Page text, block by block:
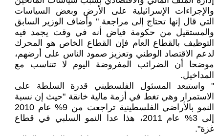
والإجراءات الإسرائيلية على الأرض وبعض السياسات
التي قال إنها تحتاج إلى مراجعة " وأضاف الوزير السابق
والمستقيل من حكومة فياض أنه في وقت يجمد فيه
التوظيف بالقطاع العام فإن القطاع الخاص هو المحرك
لدعم الاقتصاد الوطني وتعزيز صمود الناس على أرضهم،
موضحا أن الضرائب المفروضة اليوم لا تتناسب مع
المداخيل.
" واستبعد المسئول الفلسطيني قدرة السلطة على
الاستمرار وهي تغط في أزمة مالية خانقة "حيث إن نسبة
النمو بالأراضي الفلسطينية تراجعت من 9% عام 2010
إلى 3% عام 2011، هذا عدا النمو السلبي في قطاع
غزة".